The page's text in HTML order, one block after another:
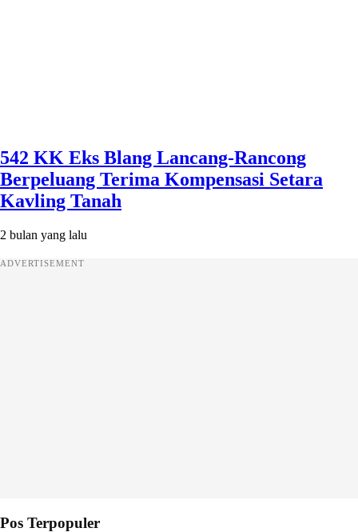
542 KK Eks Blang Lancang-Rancong
Berpeluang Terima Kompensasi Setara
Kavling Tanah
2 bulan yang lalu
ADVERTISEMENT
Pos Terpopuler